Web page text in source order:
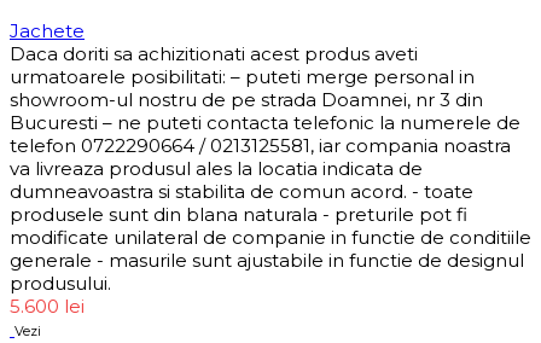
Jachete
Daca doriti sa achizitionati acest produs aveti
urmatoarele posibilitati: – puteti merge personal in
showroom-ul nostru de pe strada Doamnei, nr 3 din
Bucuresti – ne puteti contacta telefonic la numerele de
telefon 0722290664 / 0213125581, iar compania noastra
va livreaza produsul ales la locatia indicata de
dumneavoastra si stabilita de comun acord. - toate
produsele sunt din blana naturala - preturile pot fi
modificate unilateral de companie in functie de conditiile
generale - masurile sunt ajustabile in functie de designul
produsului.
5.600 lei
Vezi